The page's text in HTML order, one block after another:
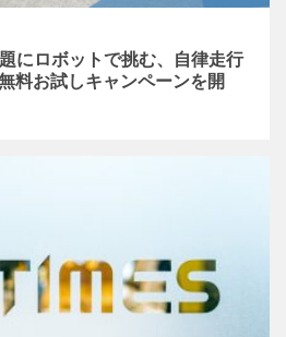
にロボットで挑む、自律走行
料お試しキャンペーンを開